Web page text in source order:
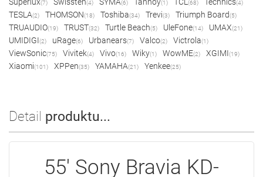
(7) (4) (6) (1) (68) (4)
TESLA(2) THOMSON(18) Toshiba(34) Trevi(3) Triumph Board(5)
TRUAUDIO(19) TRUST(32) Turtle Beach(5) UleFone(14) UMAX(21)
UMIDIGI(2) uRage(6) Urbanears(7) Valco(2) Victrola(1)
ViewSonic(75) Vivitek(4) Vivo(16) Wiky(1) WowME(2) XGIMI(19)
Xiaomi(101) XPPen(35) YAMAHA(21) Yenkee(25)
Detail produktu...
55' Sony Bravia KD-